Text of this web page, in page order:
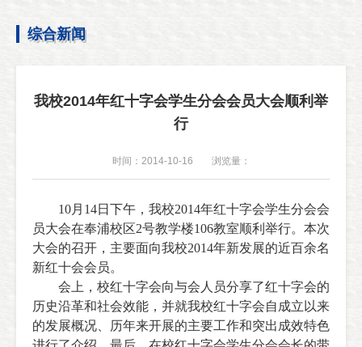
综合新闻
我校2014年红十字会学生分会会员大会顺利举
行
时间：2014-10-16 浏览量：
10月14日下午，我校2014年红十字会学生分会会
员大会在奉浦校区2号教学楼106教室顺利举行。本次
大会的召开，主要面向我校2014年新发展的近百余名
新红十会会员。
会上，校红十字会向与会人员分享了红十字会的
历史沿革和社会效能，并就我校红十字会自成立以来
的发展概况、历年来开展的主要工作和突出成效特色